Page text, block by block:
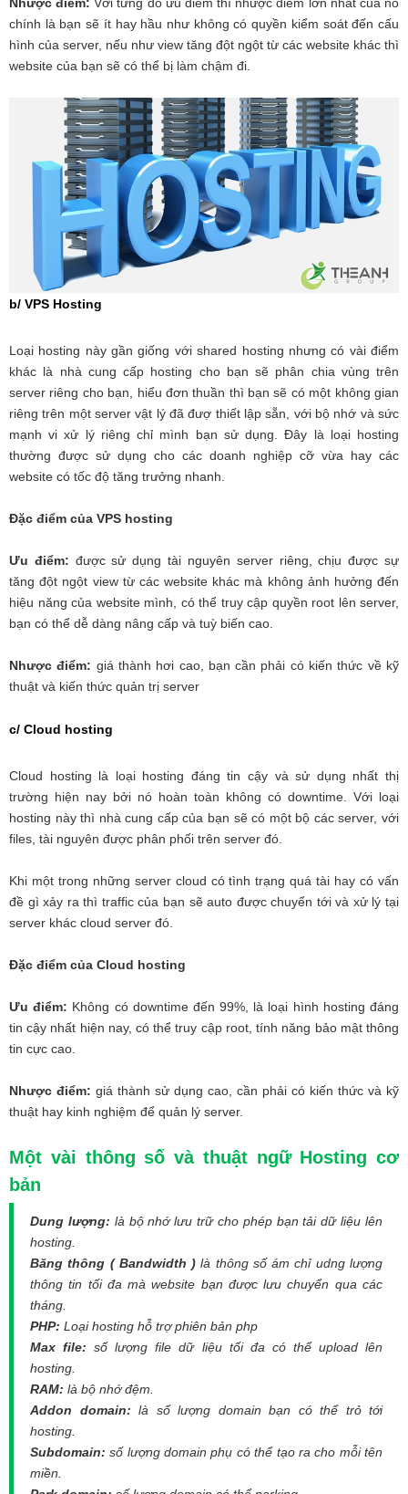
chính là bạn sẽ ít hay hầu như không có quyền kiểm soát đến cấu
hình của server, nếu như view tăng đột ngột từ các website khác thì
website của bạn sẽ có thể bị làm chậm đi.
b/ VPS Hosting
Loại hosting này gần giống với shared hosting nhưng có vài điểm
khác là nhà cung cấp hosting cho bạn sẽ phân chia vùng trên
server riêng cho bạn, hiểu đơn thuần thì bạn sẽ có một không gian
riêng trên một server vật lý đã đượ thiết lập sẵn, với bộ nhớ và sức
mạnh vi xử lý riêng chỉ mình bạn sử dụng. Đây là loại hosting
thường được sử dụng cho các doanh nghiệp cỡ vừa hay các
website có tốc độ tăng trưởng nhanh.
Đặc điểm của VPS hosting
Ưu điểm: được sử dụng tài nguyên server riêng, chịu được sự
tăng đột ngột view từ các website khác mà không ảnh hưởng đến
hiệu năng của website mình, có thể truy cập quyền root lên server,
bạn có thể dễ dàng nâng cấp và tuỳ biến cao.
Nhược điểm: giá thành hơi cao, bạn cần phải có kiến thức về kỹ
thuật và kiến thức quản trị server
c/ Cloud hosting
Cloud hosting là loại hosting đáng tin cậy và sử dụng nhất thị
trường hiện nay bởi nó hoàn toàn không có downtime. Với loại
hosting này thì nhà cung cấp của bạn sẽ có một bộ các server, với
files, tài nguyên được phân phối trên server đó.
Khi một trong những server cloud có tình trạng quá tài hay có vấn
đề gì xảy ra thì traffic của bạn sẽ auto được chuyển tới và xử lý tại
server khác cloud server đó.
Đặc điểm của Cloud hosting
Ưu điểm: Không có downtime đến 99%, là loại hình hosting đáng
tin cậy nhất hiện nay, có thể truy cập root, tính năng bảo mật thông
tin cực cao.
Nhược điểm: giá thành sử dụng cao, cần phải có kiến thức và kỹ
thuật hay kinh nghiệm để quản lý server.
Một vài thông số và thuật ngữ Hosting cơ
bản
Dung lượng: là bộ nhớ lưu trữ cho phép bạn tải dữ liệu lên
hosting.
Băng thông ( Bandwidth ) là thông số ám chỉ udng lượng
thông tin tối đa mà website bạn được lưu chuyển qua các
tháng.
PHP: Loại hosting hỗ trợ phiên bản php
Max file:số lượng file dữ liệu tối đa có thể upload lên
hosting.
RAM: là bộ nhớ đệm.
Addon domain: là số lượng domain bạn có thể trỏ tới
hosting.
Subdomain:số lượng domain phụ có thể tạo ra cho mỗi tên
miền.